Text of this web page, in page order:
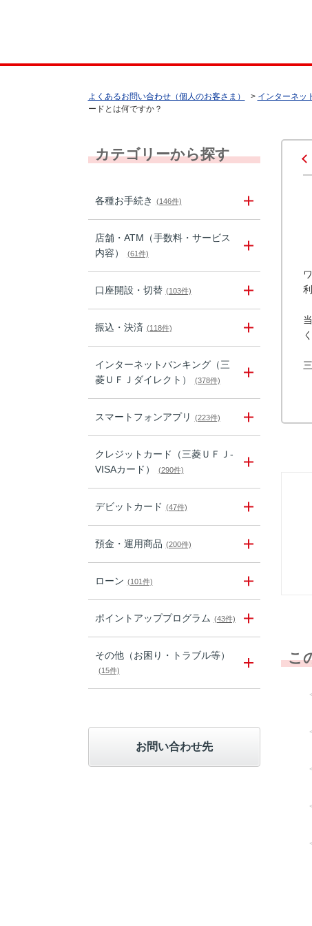
よくあるお問い合わせ（個人のお客さま） > インターネッ
ードとは何ですか？
カテゴリーから探す
各種お手続き (146件)
店舗・ATM（手数料・サービス
内容）
(61件)
口座開設・切替 (103件)
振込・決済 (118件)
インターネットバンキング（三
菱ＵＦＪダイレクト）
(378件)
スマートフォンアプリ (223件)
クレジットカード（三菱ＵＦＪ-
VISAカード）
(290件)
デビットカード (47件)
預金・運用商品 (200件)
ローン (101件)
ポイントアッププログラム (43件)
その他（お困り・トラブル等）
(15件)
お問い合わせ先
こ